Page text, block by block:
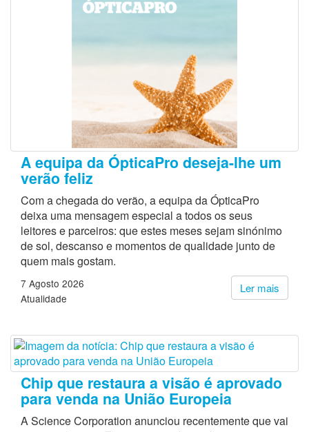
A equipa da ÓpticaPro deseja-lhe um
verão feliz
Com a chegada do verão, a equipa da ÓpticaPro
deixa uma mensagem especial a todos os seus
leitores e parceiros: que estes meses sejam sinónimo
de sol, descanso e momentos de qualidade junto de
quem mais gostam.
Ler mais
7 Agosto 2026
Atualidade
Chip que restaura a visão é aprovado
para venda na União Europeia
A Science Corporation anunciou recentemente que vai